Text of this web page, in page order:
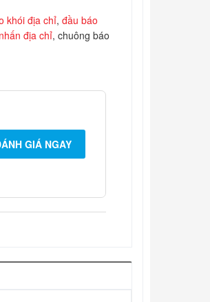
khói địa chỉ, đầu báo
địa chỉ, chuông báo
GIÁ NGAY